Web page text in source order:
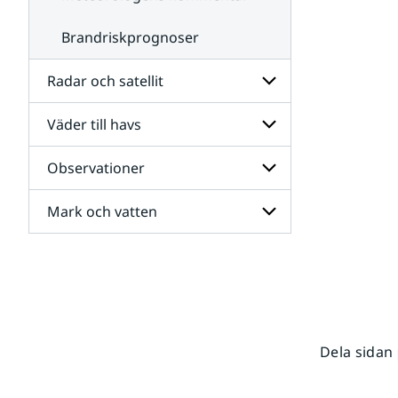
Brandriskprognoser
Radar och satellit
Undersidor
för
Radar
och
satellit
Väder till havs
Undersidor
för
Väder
till
havs
Observationer
Undersidor
för
Mark och vatten
Dela sidan